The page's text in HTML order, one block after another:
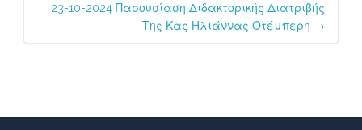
23-10-2024 Παρουσίαση Διδακτορικής Διατριβής
Της Κας Ηλιάννας Οτέμπερη →